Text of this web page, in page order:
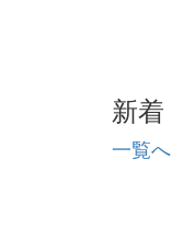
新着
一覧へ